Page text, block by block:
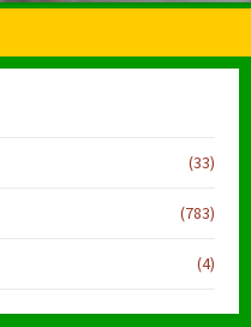
(33)
(783)
(4)